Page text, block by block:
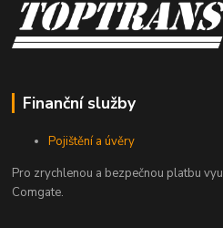
Finanční služby
Pojištění a úvěry
Pro zrychlenou a bezpečnou platbu
Comgate.